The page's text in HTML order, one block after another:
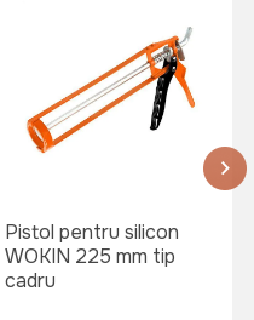
Pistol pentru silicon
WOKIN 225 mm tip
cadru